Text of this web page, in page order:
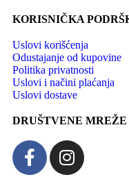
KORISNIČKA
Uslovi korišćenja
Odustajanje od kupovine
Politika privatnosti
Uslovi i načini plaćanja
Uslovi dostave
DRUŠTVENE MREŽE